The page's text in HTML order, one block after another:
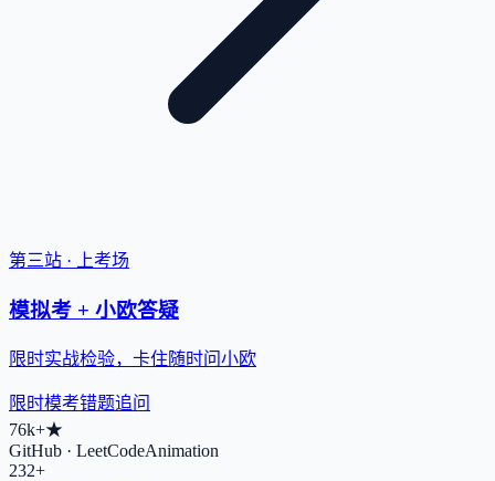
第三站 · 上考场
模拟考 + 小欧答疑
限时实战检验，卡住随时问小欧
限时模考错题追问
76k+★
GitHub · LeetCodeAnimation
232+